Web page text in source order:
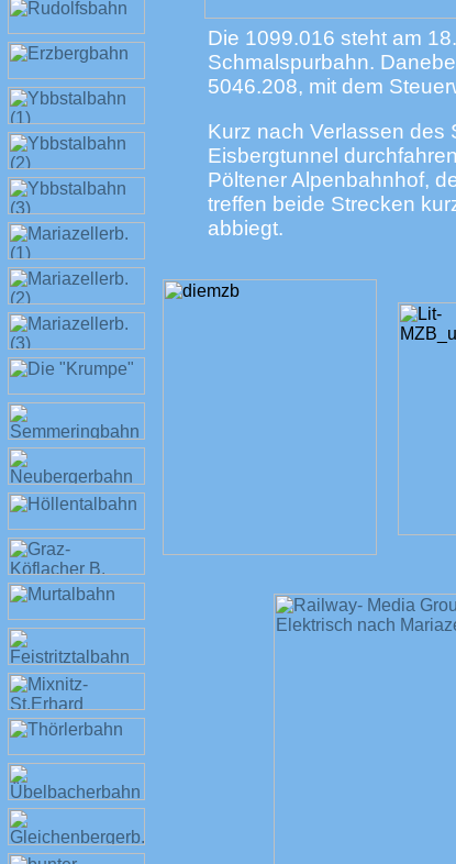
Die 1099.016 steht am
Schmalspurbahn.
5046.208, mit dem
Kurz nach Verlassen des
Eisbergtunnel
Pöltener Alpenbahnhof,
treffen beide Strecken
abbiegt.